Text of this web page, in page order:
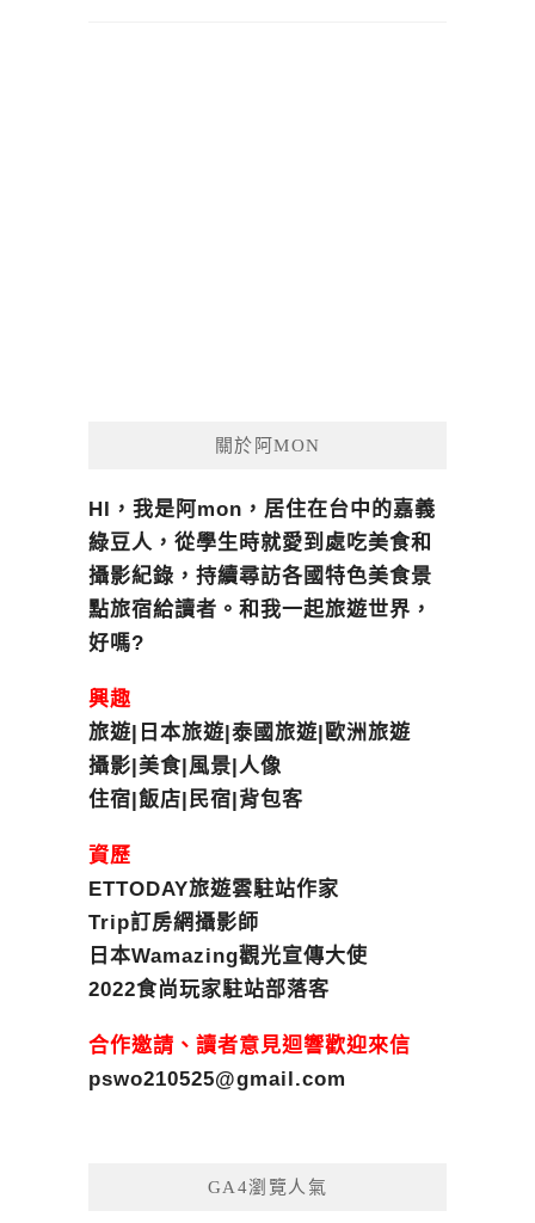
關於阿MON
HI，我是阿mon，居住在台中的嘉義
綠豆人，從學生時就愛到處吃美食和
攝影紀錄，持續尋訪各國特色美食景
點旅宿給讀者。和我一起旅遊世界，
好嗎?
興趣
旅遊|日本旅遊|泰國旅遊|歐洲旅遊
攝影|美食|風景|人像
住宿|飯店|民宿|背包客
資歷
ETTODAY旅遊雲駐站作家
Trip訂房網攝影師
日本Wamazing觀光宣傳大使
2022食尚玩家駐站部落客
合作邀請、讀者意見迴響歡迎來信
pswo210525@gmail.com
GA4瀏覽人氣